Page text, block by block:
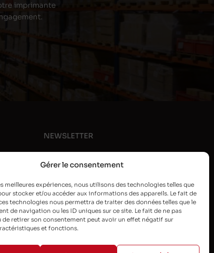
Gérer le consentement
meilleures expériences, nous utilisons des technologies telles que
stocker et/ou accéder aux informations des appareils. Le fait de
technologies nous permettra de traiter des données telles que le
de navigation ou les ID uniques sur ce site. Le fait de ne pas
de retirer son consentement peut avoir un effet négatif sur
et fonctions.
imprimante
NEWSLETTER